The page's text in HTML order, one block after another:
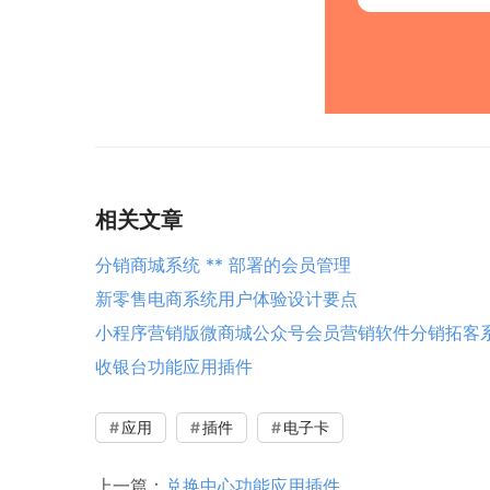
相关文章
分销商城系统 ** 部署的会员管理
新零售电商系统用户体验设计要点
小程序营销版微商城公众号会员营销软件分销拓客
收银台功能应用插件
应用 插件 电子卡
上一篇： 兑换中心功能应用插件